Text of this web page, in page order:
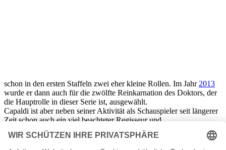
schon in den ersten Staffeln zwei eher kleine Rollen. Im Jahr 2013
wurde er dann auch für die zwölfte Reinkarnation des Doktors, der
die Hauptrolle in dieser Serie ist, ausgewählt.
Capaldi ist aber neben seiner Aktivität als Schauspieler seit längerer
Zeit schon auch ein viel beachteter Regisseur und
Drehbuchschreiber geworden.
Er schrieb 1993 das Drehbuch zu dem Film „Soft Top, Hard
Shoulder“, der beim London Filmfestival den Publikumspreis